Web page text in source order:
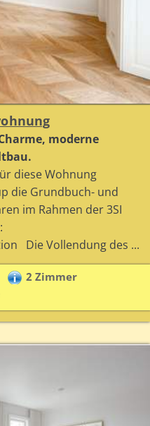
moderne
diese Wohnung
die Grundbuch- und
im Rahmen der 3SI
Die Vollendung des ...
2 Zimmer